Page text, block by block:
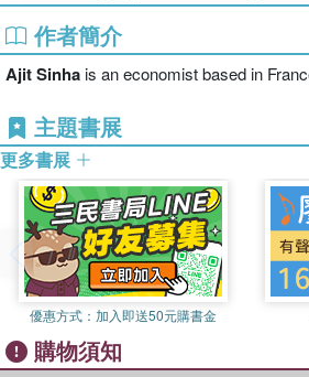
theories of the four authors as it
‘classical standpoint' that separates
‘moderns'. It throws fresh light on
while introducing new, controversial
literature surrounding it. It is unique
it first presents the author's close
of value and distribution in the four
critically engages with the major
and criticisms of the theories
Bringing original insights on
challenges canonical interpretations
analyse the flaws and weaknesses,
already obvious strengths, of widely
The theories discussed here
作者簡介
Ajit Sinhais an economist based in
主題書展
更多書展
優惠方式： 加入即送50元購書金
購物須知